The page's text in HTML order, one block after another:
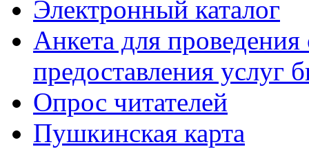
Электронный каталог
Анкета для проведения
предоставления услуг
Опрос читателей
Пушкинская карта